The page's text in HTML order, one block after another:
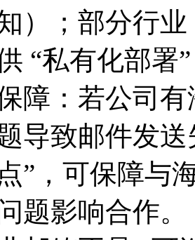
）；部分行
“私有化部署
障：若公司
导致邮件发
”，可保障与
题影响合作。